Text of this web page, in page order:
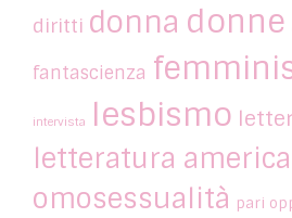
diritti donna donne
fantascienza
intervista lesbismo
letteratura
omosessualità pari